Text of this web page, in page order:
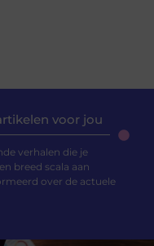
voor jou
verhalen die je
breed scala aan
over de actuele